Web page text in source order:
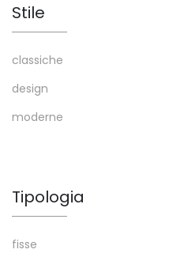
Stile
classiche
design
moderne
Tipologia
fisse